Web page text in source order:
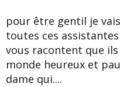
pour être gentil je
toutes ces
vous racontent que
monde heureux et
dame qui....